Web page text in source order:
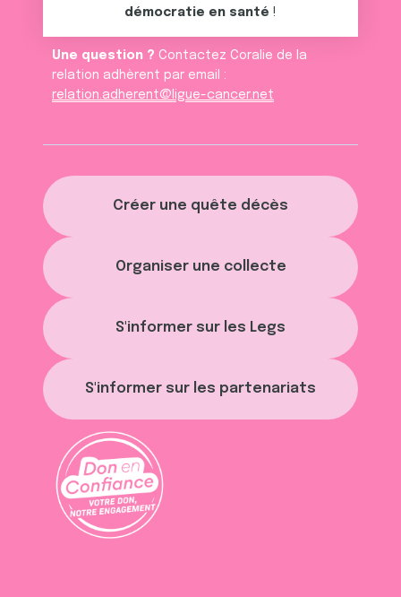
Créer une quête décès
Organiser une collecte
S'informer sur les Legs
S'informer sur les partenariats
démocratie en santé !
Une question ? Contactez Coralie de la
relation adhèrent par email :
relation.adherent@ligue-cancer.net